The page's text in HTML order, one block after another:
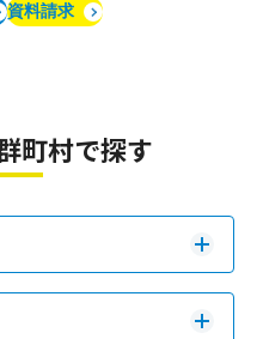
資料請求
町村で探す